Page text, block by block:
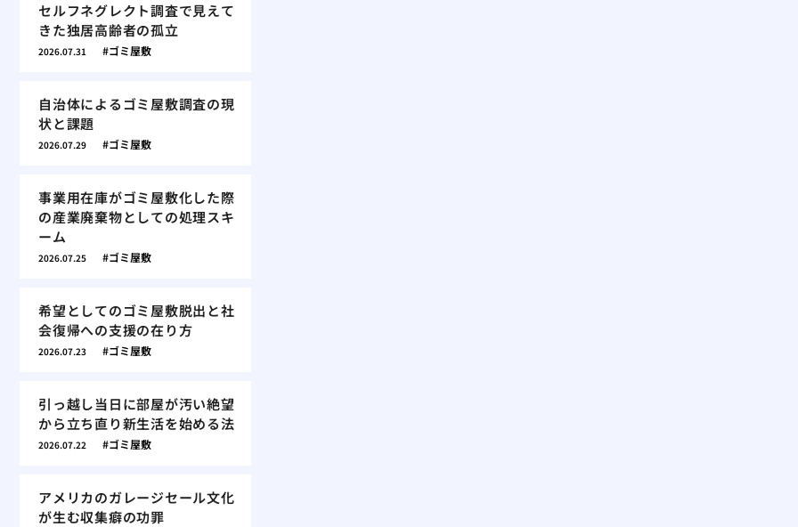
セルフネグレクト調査で見えて
きた独居高齢者の孤立
2026.07.31 ゴミ屋敷
自治体によるゴミ屋敷調査の現
状と課題
2026.07.29 ゴミ屋敷
事業用在庫がゴミ屋敷化した際
の産業廃棄物としての処理スキ
ーム
2026.07.25 ゴミ屋敷
希望としてのゴミ屋敷脱出と社
会復帰への支援の在り方
2026.07.23 ゴミ屋敷
引っ越し当日に部屋が汚い絶望
から立ち直り新生活を始める法
2026.07.22 ゴミ屋敷
アメリカのガレージセール文化
が生む収集癖の功罪